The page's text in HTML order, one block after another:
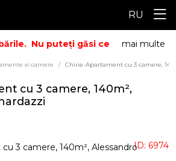
RU
Nu puteți găsi ceea ce căutați?
mai multe
si camere Chirie-Apartament cu 3 camere,
cu 3 camere, 140m²,
ID: 6974